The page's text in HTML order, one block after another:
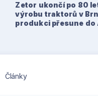
Zetor ukončí po 80
výrobu traktorů v
produkci přesune do
Články